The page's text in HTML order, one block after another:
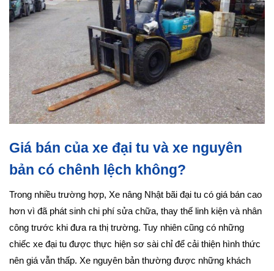
Giá bán của xe đại tu và xe nguyên
bản có chênh lệch không?
Trong nhiều trường hợp, Xe nâng Nhật bãi đại tu có giá bán cao
hơn vì đã phát sinh chi phí sửa chữa, thay thế linh kiện và nhân
công trước khi đưa ra thị trường. Tuy nhiên cũng có những
chiếc xe đại tu được thực hiện sơ sài chỉ để cải thiện hình thức
nên giá vẫn thấp. Xe nguyên bản thường được những khách